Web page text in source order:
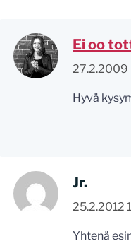
Ei oo
27.2.2009
Hyvä
Jr.
25.2.2012
Yhtenä